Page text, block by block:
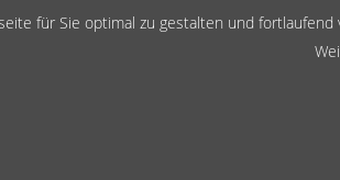
für Sie optimal zu gestalten und